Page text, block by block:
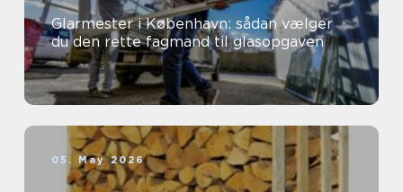
Glarmester i København: sådan vælger
du den rette fagmand til glasopgaven
05. May 2026